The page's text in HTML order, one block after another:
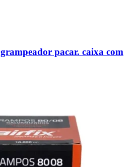
pacar. caixa com